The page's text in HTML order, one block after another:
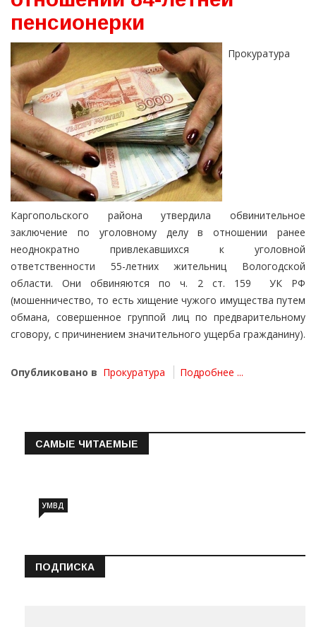
пенсионерки
Прокуратура
Каргопольского района утвердила обвинительное
заключение по уголовному делу в отношении ранее
неоднократно привлекавшихся к уголовной
ответственности 55-летних жительниц Вологодской
области. Они обвиняются по ч. 2 ст. 159 УК РФ
(мошенничество, то есть хищение чужого имущества путем
обмана, совершенное группой лиц по предварительному
сговору, с причинением значительного ущерба гражданину).
Опубликовано в Прокуратура Подробнее ...
САМЫЕ ЧИТАЕМЫЕ
УМВД
ПОДПИСКА